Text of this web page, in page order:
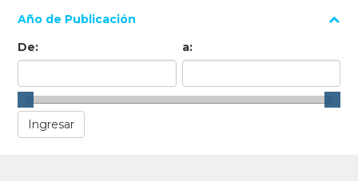
Año de Publicación
De:
a: